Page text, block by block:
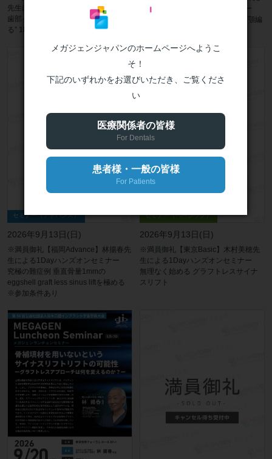
先生によるハンズオンセミナー 「前
歯部インプラントが “シンプルにな
る” 1Day ハンズオンセミナー]
生による1Dayハンズオンセミナー
臼歯部抜歯即時埋入の第一歩 ~下顎編
セミナー（アドバンス）
2026年9月13日(日)
※満員御礼【福岡Advance】林揚春先
生による1Dayハンズオンセミナー
究極の難症例 垂直骨量1mmの
eggshell graft less sinus liftを極める
※参加条件あり
セミナー（ベーシック）
2026年9月13日(日)
※満員御礼【東京Basic】木村美穂先
生による1Dayハンズオンセミナー
無理なく始める グラフトレスサイナ
スリフト
メガジェンジャパンのホームページへようこ
そ！
下記のいずれかをお選びいただき、ご覧くださ
い
医療関係者の皆様
For Dentals
患者様・一般の皆様
For Patients